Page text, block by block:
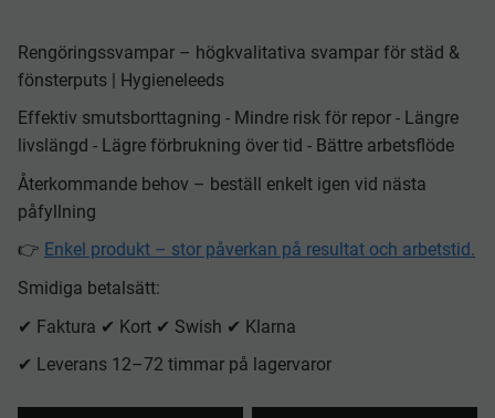
Rengöringssvampar – högkvalitativa svampar för städ &
fönsterputs | Hygieneleeds
Effektiv smutsborttagning - Mindre risk för repor - Längre
livslängd - Lägre förbrukning över tid - Bättre arbetsflöde
Återkommande behov – beställ enkelt igen vid nästa
påfyllning
👉 Enkel produkt – stor påverkan på resultat och arbetstid.
Smidiga betalsätt:
✔ Faktura ✔ Kort ✔ Swish ✔ Klarna
✔ Leverans 12–72 timmar på lagervaror